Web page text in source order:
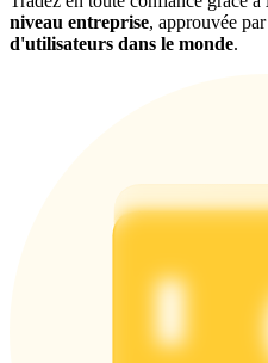
niveau entreprise, approuvée par
d'utilisateurs dans le monde.